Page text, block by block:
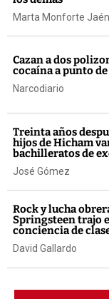
Marta Monforte Jaén
Cazan a dos
cocaína a punto
Narcodiario
Treinta años
hijos de Hicham
bachilleratos de
José Gómez
Rock y lucha
Springsteen trajo
conciencia de
David Gallardo